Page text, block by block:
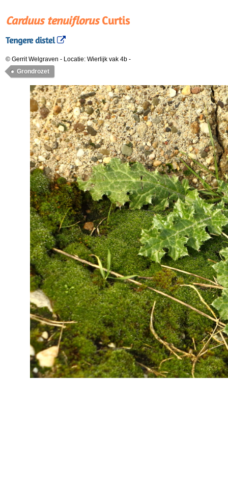
Carduus tenuiflorusCurtis
Tengere distel
© Gerrit Welgraven - Locatie: Wierlijk vak 4b -
Grondrozet